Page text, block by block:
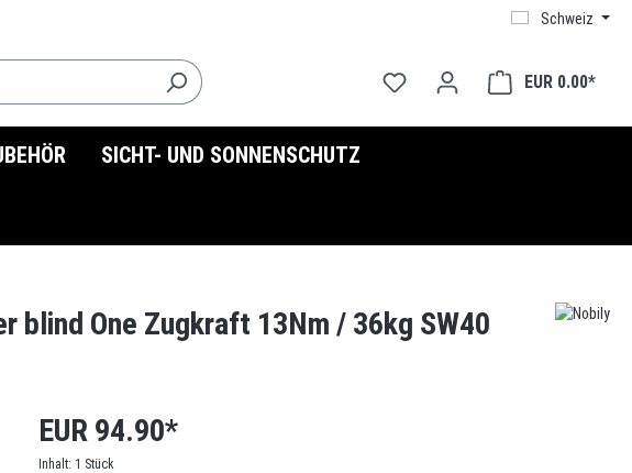
Schweiz
EUR 0.00*
SICHT- UND SONNENSCHUTZ
blind One Zugkraft 13Nm / 36kg SW40
EUR 94.90*
Inhalt: 1 Stück